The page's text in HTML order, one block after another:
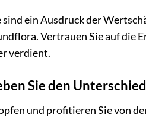
ein Ausdruck der
Vertrauen Sie auf die
verdient.
Sie den
und profitieren Sie von